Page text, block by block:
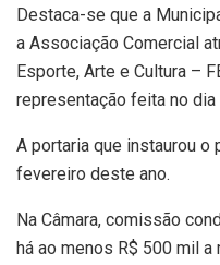
Destaca-se que a
a Associação Comercial
Esporte, Arte e Cultura –
representação feita no
A portaria que instaurou
fevereiro deste ano.
Na Câmara, comissão
há ao menos R$ 500 mil